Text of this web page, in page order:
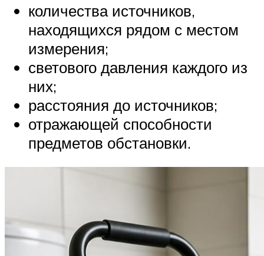
количества источников,
находящихся рядом с местом
измерения;
светового давления каждого из
них;
расстояния до источников;
отражающей способности
предметов обстановки.